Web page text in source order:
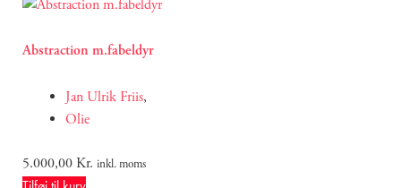
Abstraction m.fabeldyr
Jan Ulrik Friis,
Olie
5.000,00Kr. inkl. moms